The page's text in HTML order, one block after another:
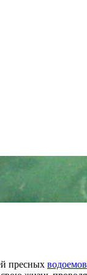
пресных водоемов